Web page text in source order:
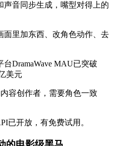
声音同步生成，嘴型对得上的
面里加东西、改角色动作、去
台DramaWave MAU已突破
美元
容创作者，需要角色一致
已开放，有免费试用。